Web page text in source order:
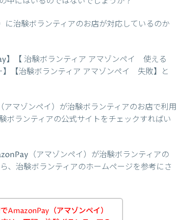
治験ボランティアのお店が対応しているのか
】【 治験ボランティア アマゾンペイ 使える
【治験ボランティア アマゾンペイ 失敗】と
マゾンペイ）が治験ボランティアのお店で利用
ボランティアの公式サイトをチェックすればい
（アマゾンペイ）が治験ボランティアの
、治験ボランティアのホームページを参考にさ
AmazonPay（アマゾンペイ）